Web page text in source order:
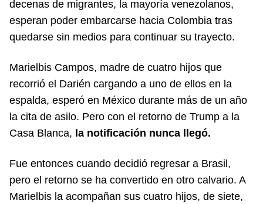
decenas de migrantes, la mayoría venezolanos,
esperan poder embarcarse hacia Colombia tras
quedarse sin medios para continuar su trayecto.
Marielbis Campos, madre de cuatro hijos que
recorrió el Darién cargando a uno de ellos en la
espalda, esperó en México durante más de un año
la cita de asilo. Pero con el retorno de Trump a la
Casa Blanca, la notificación nunca llegó.
Fue entonces cuando decidió regresar a Brasil,
pero el retorno se ha convertido en otro calvario. A
Marielbis la acompañan sus cuatro hijos, de siete,